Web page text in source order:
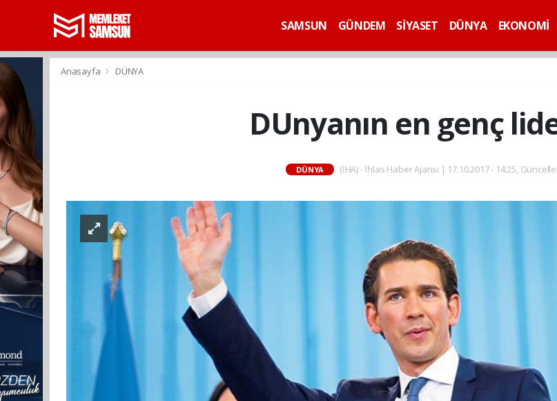
SAMSUN GÜNDEM SİYASET DÜNYA EKONOMİ
Anasayfa DÜNYA
DUnyanın en genç
DÜNYA (İHA) - İhlas Haber Ajansı | 17.10.2017 - 14:25,